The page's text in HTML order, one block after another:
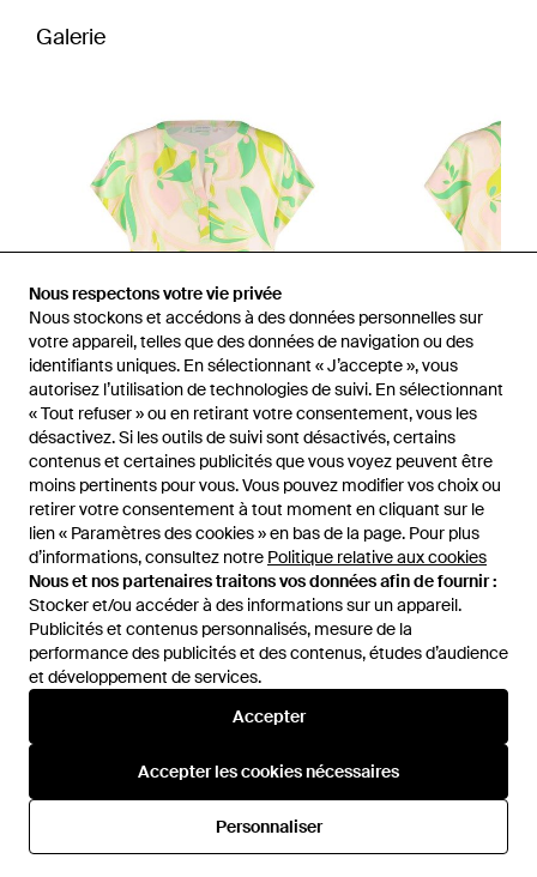
Nous respectons votre vie privée
Nous stockons et accédons à des données personnelles sur
votre appareil, telles que des données de navigation ou des
identifiants uniques. En sélectionnant « J’accepte », vous
autorisez l’utilisation de technologies de suivi. En sélectionnant
« Tout refuser » ou en retirant votre consentement, vous les
désactivez. Si les outils de suivi sont désactivés, certains
contenus et certaines publicités que vous voyez peuvent être
moins pertinents pour vous. Vous pouvez modifier vos choix ou
retirer votre consentement à tout moment en cliquant sur le
lien « Paramètres des cookies » en bas de la page. Pour plus
d’informations, consultez notre Politique relative aux cookies
Nous et nos partenaires traitons vos données afin de fournir :
Stocker et/ou accéder à des informations sur un appareil.
Publicités et contenus personnalisés, mesure de la
performance des publicités et des contenus, études d’audience
et développement de services.
Accepter
Accepter les cookies nécessaires
Personnaliser
Galerie
Vendu précédemment chez :Miinto
Aide et infos